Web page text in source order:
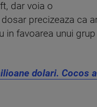
dar voia o
precizeaza ca
in favoarea unui
dolari. Cocos a